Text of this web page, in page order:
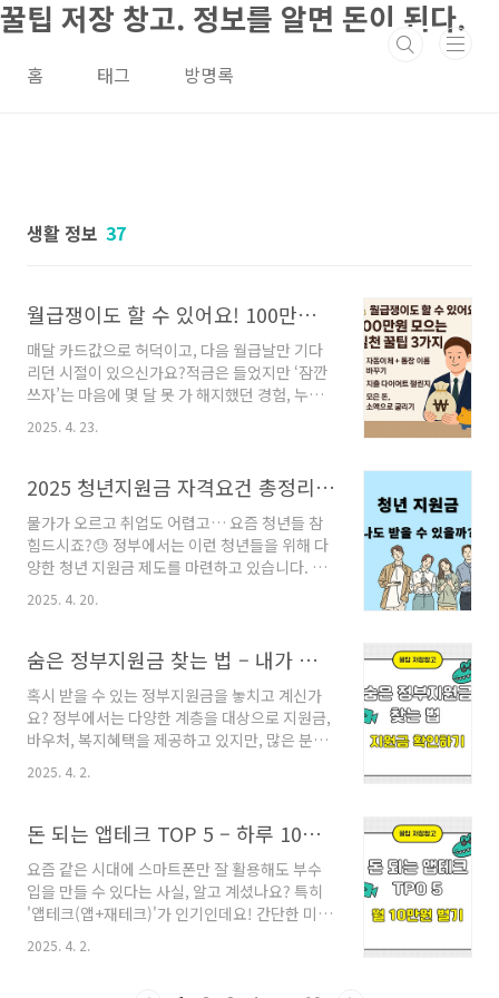
본문 바로가기
꿀팁 저장 창고. 정보를 알면 돈이 된다.
홈 태그 방명록
생활 정보 37
월급쟁이도 할 수 있어요! 100만원 모으는 실천 꿀팁 3가지
매달 카드값으로 허덕이고, 다음 월급날만 기다
리던 시절이 있으신가요?적금은 들었지만 ‘잠깐
쓰자’는 마음에 몇 달 못 가 해지했던 경험, 누구
나 한 번쯤은 있죠.저도 그런 사람 중 하나였습니
다. 하지만 월급 250만원에서 100만원을 매달
했어요.지금부터 그 과정을 하나하나 함께 해봐
천해보세요! 아래 3단계만 따라오시면 돼요.통장
개설: CMA통장이나 고이율 자유입출금 통장을
새로 만드세요 (ex. 토스뱅크, 카카오뱅크)자동
이체 설정: 급여일 기준 하루 뒤 오전으로 설정합
감성적으로 바꿔보세요 📌..
2025. 4. 23.
2025 청년지원금 자격요건 총정리 - 지원금 확인하기
물가가 오르고 취업도 어렵고… 요즘 청년들 참
힘드시죠?😓 정부에서는 이런 청년들을 위해 다
양한 청년 지원금 제도를 마련하고 있습니다. 그
런데 막상 검색해보면 너무 많고 복잡해서 ‘내가
받을 수 있는 게 뭔지’ 모를 때가 많아요.그래서
을 알기 쉽게 정리해드릴게요!나에게 맞는 혜택,
제✅ 지원 대상: 5인 이상 50인 미만 건설·제조
중소기업에 처음 취업하는 청년이 2년간 400만
원을 납부하면, 정부가 400만원, 기업이 400만
원을 공동 적립하여 만기 시 1,200만원을 마련할
만 정부 지원금을 신청할 수 있..
2025. 4. 20.
숨은 정부지원금 찾는 법 – 내가 받을 수 있는 지원금 확인하기
혹시 받을 수 있는 정부지원금을 놓치고 계신가
요? 정부에서는 다양한 계층을 대상으로 지원금,
바우처, 복지혜택을 제공하고 있지만, 많은 분들
이 몰라서 신청하지 못하는 경우가 많아요. 오늘
은 간단한 조회만으로 받을 수 있는 정부지원금
지원금 찾기 – 정부 공식 사이트 활용하기정부에
서 제공하는 복지 혜택은 연령, 소득, 거주 지역,
직업 등에 따라 달라집니다.아래 사이트에서 간
단한 정보만 입력하면 내가 받을 수 있는 지원금
을 한 번에 확인할 수 있어요!✔ 정부 지원금 조회
사이트 TOP 3사이트특징복지로380여 개 정부
2025. 4. 2.
돈 되는 앱테크 TOP 5 – 하루 10분으로 월 10만 원 벌기
요즘 같은 시대에 스마트폰만 잘 활용해도 부수
입을 만들 수 있다는 사실, 알고 계셨나요? 특히
'앱테크(앱+재테크)'가 인기인데요! 간단한 미션
많아지고 있습니다.오늘은 **하루 10분 투자로
2025. 4. 2.